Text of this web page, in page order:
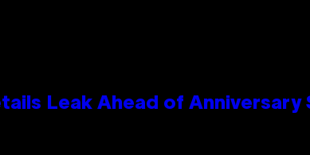
Leak Ahead of Anniversary